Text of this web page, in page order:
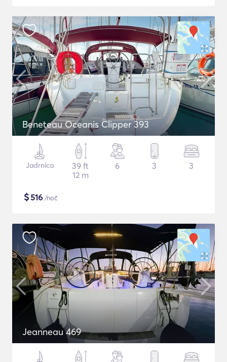
Beneteau Oceanis Clipper 393
Jadrnica
39 ft
12 m
6 3 3
$516 /noč
Jeanneau 469